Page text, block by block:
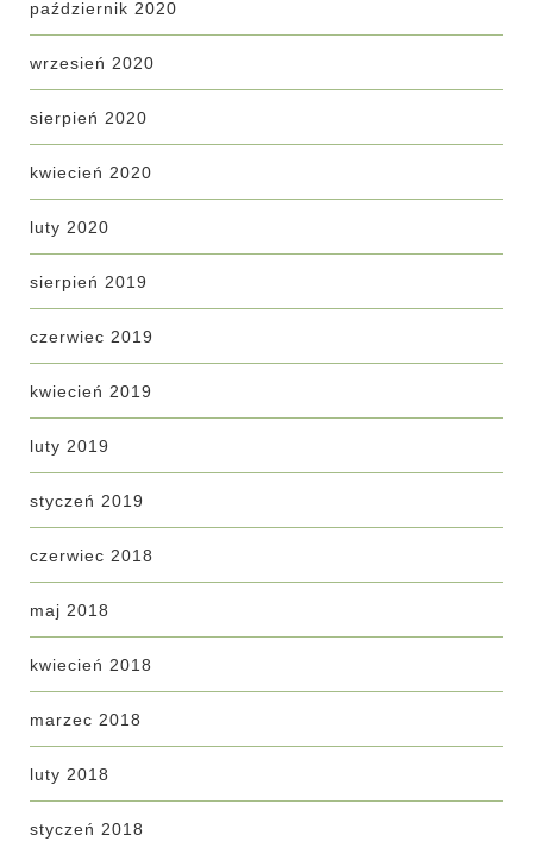
październik 2020
wrzesień 2020
sierpień 2020
kwiecień 2020
luty 2020
sierpień 2019
czerwiec 2019
kwiecień 2019
luty 2019
styczeń 2019
czerwiec 2018
maj 2018
kwiecień 2018
marzec 2018
luty 2018
styczeń 2018